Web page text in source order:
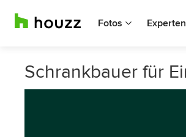
Fotos
Schrankbauer für